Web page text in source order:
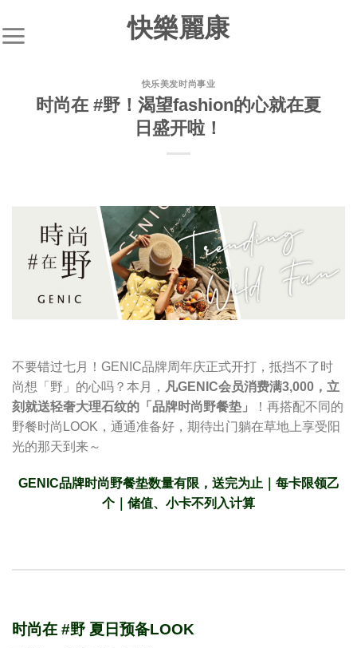
快樂麗康
快乐美发时尚事业
时尚在 #野！渴望fashion的心就在夏
日盛开啦！
不要错过七月！GENIC品牌周年庆正式开打，抵挡不了时
尚想「野」的心吗？本月， 凡GENIC会员消费满3,000 ，立
刻就送轻奢大理石纹的「品牌时尚野餐垫」
！再搭配不同的
野餐时尚LOOK，通通准备好，期待出门躺在草地上享受阳
光的那天到来～
GENIC品牌时尚野餐垫数量有限，送完为止｜每卡限领乙
个｜储值、小卡不列入计算
时尚在 #野 夏日预备LOOK